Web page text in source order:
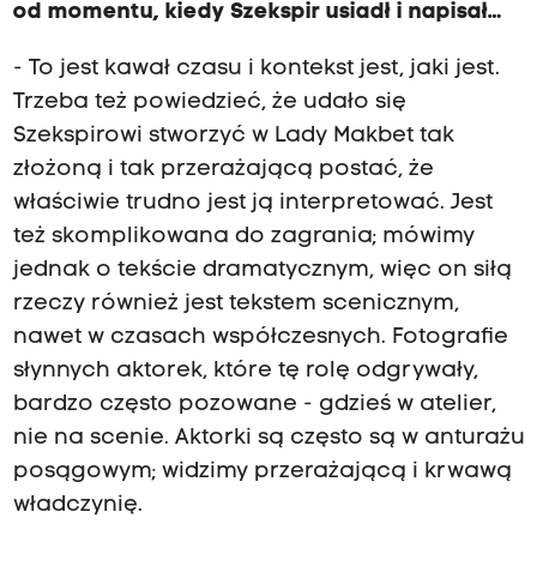
od momentu, kiedy Szekspir usiadł i napisał…
- To jest kawał czasu i kontekst jest, jaki jest.
Trzeba też powiedzieć, że udało się
Szekspirowi stworzyć w Lady Makbet tak
złożoną i tak przerażającą postać, że
właściwie trudno jest ją interpretować. Jest
też skomplikowana do zagrania; mówimy
jednak o tekście dramatycznym, więc on siłą
rzeczy również jest tekstem scenicznym,
nawet w czasach współczesnych. Fotografie
słynnych aktorek, które tę rolę odgrywały,
bardzo często pozowane - gdzieś w atelier,
nie na scenie. Aktorki są często są w anturażu
posągowym; widzimy przerażającą i krwawą
władczynię.